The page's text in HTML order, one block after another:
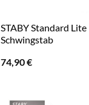
STABY Standard Lite
Schwingstab
74,90€